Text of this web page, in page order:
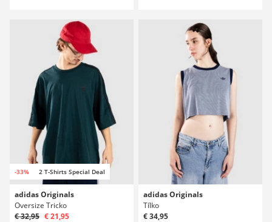
-33% 2 T-Shirts Special Deal
adidas Originals
Oversize Tricko
€ 32,95 € 21,95
adidas Originals
Tílko
€ 34,95